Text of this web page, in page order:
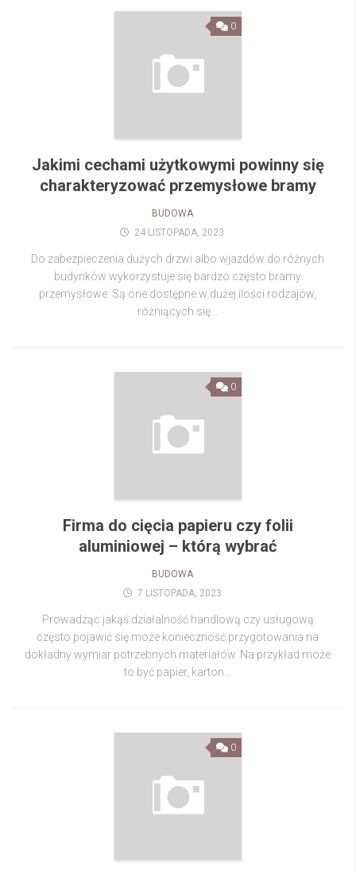
0
Jakimi cechami użytkowymi powinny się
charakteryzować przemysłowe bramy
BUDOWA
24 LISTOPADA, 2023
Do zabezpieczenia dużych drzwi albo wjazdów do różnych
budynków wykorzystuje się bardzo często bramy
przemysłowe. Są one dostępne w dużej ilości rodzajów,
różniących się...
0
Firma do cięcia papieru czy folii
aluminiowej – którą wybrać
BUDOWA
7 LISTOPADA, 2023
Prowadząc jakąś działalność handlową czy usługową
często pojawić się może konieczność przygotowania na
dokładny wymiar potrzebnych materiałów. Na przykład może
to być papier, karton...
0